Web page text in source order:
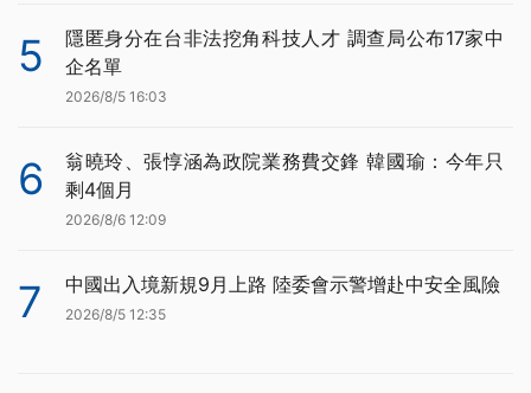
5
隱匿身分在台非法挖角科技人才 調查局公布17家中
企名單
2026/8/5 16:03
6
翁曉玲、張惇涵為政院業務費交鋒 韓國瑜：今年只
剩4個月
2026/8/6 12:09
7 中國出入境新規9月上路 陸委會示警增赴中安全風險
2026/8/5 12:35